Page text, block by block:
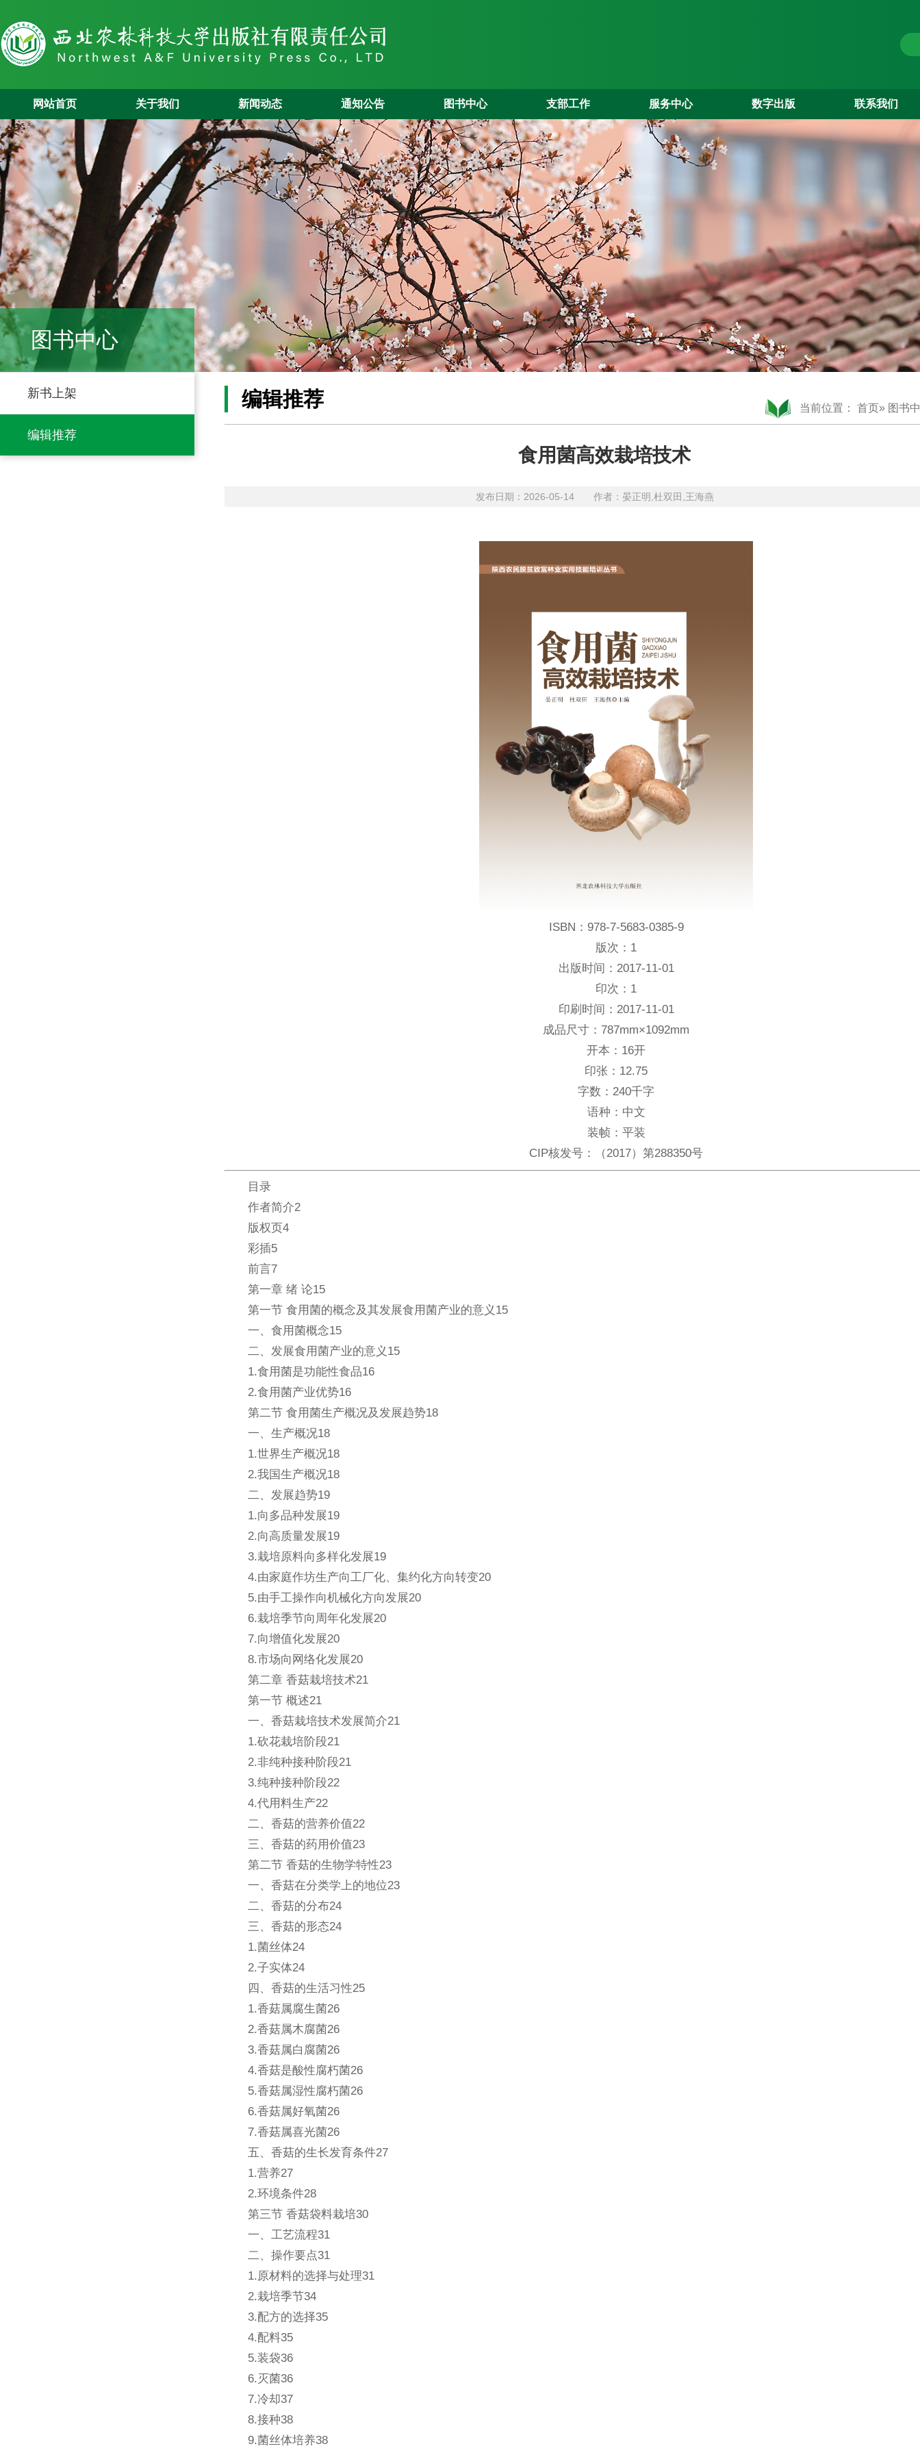
网站首页 关于我们 新闻动态 通知公告 图书中心 支部工作 服务中心 数字出版 联系我们
图书中心
新书上架
编辑推荐
当前位置： 首页» 图书
编辑推荐
食用菌高效栽培技术
发布日期：2026-05-14 作者：晏正明,杜双田,王海燕
ISBN： 978-7-5683-0385-9
版次： 1
出版时间： 2017-11-01
印次： 1
印刷时间： 2017-11-01
成品尺寸： 787mm×1092mm
开本： 16开
印张： 12.75
字数： 240千字
语种： 中文
装帧： 平装
CIP核发号：
（2017）第288350号
目录
作者简介2
版权页4
彩插5
前言7
第一章 绪 论15
第一节 食用菌的概念及其发展食用菌产业的意义15
一、食用菌概念15
二、发展食用菌产业的意义15
1.食用菌是功能性食品16
2.食用菌产业优势16
第二节 食用菌生产概况及发展趋势18
一、生产概况18
1.世界生产概况18
2.我国生产概况18
二、发展趋势19
1.向多品种发展19
2.向高质量发展19
3.栽培原料向多样化发展19
4.由家庭作坊生产向工厂化、集约化方向转变20
5.由手工操作向机械化方向发展20
6.栽培季节向周年化发展20
7.向增值化发展20
8.市场向网络化发展20
第二章 香菇栽培技术21
第一节 概述21
一、香菇栽培技术发展简介21
1.砍花栽培阶段21
2.非纯种接种阶段21
3.纯种接种阶段22
4.代用料生产22
二、香菇的营养价值22
三、香菇的药用价值23
第二节 香菇的生物学特性23
一、香菇在分类学上的地位23
二、香菇的分布24
三、香菇的形态24
1.菌丝体24
2.子实体24
四、香菇的生活习性25
1.香菇属腐生菌26
2.香菇属木腐菌26
3.香菇属白腐菌26
4.香菇是酸性腐朽菌26
5.香菇属湿性腐朽菌26
6.香菇属好氧菌26
7.香菇属喜光菌26
五、香菇的生长发育条件27
1.营养27
2.环境条件28
第三节 香菇袋料栽培30
一、工艺流程31
二、操作要点31
1.原材料的选择与处理31
2.栽培季节34
3.配方的选择35
4.配料35
5.装袋36
6.灭菌36
7.冷却37
8.接种38
9.菌丝体培养38